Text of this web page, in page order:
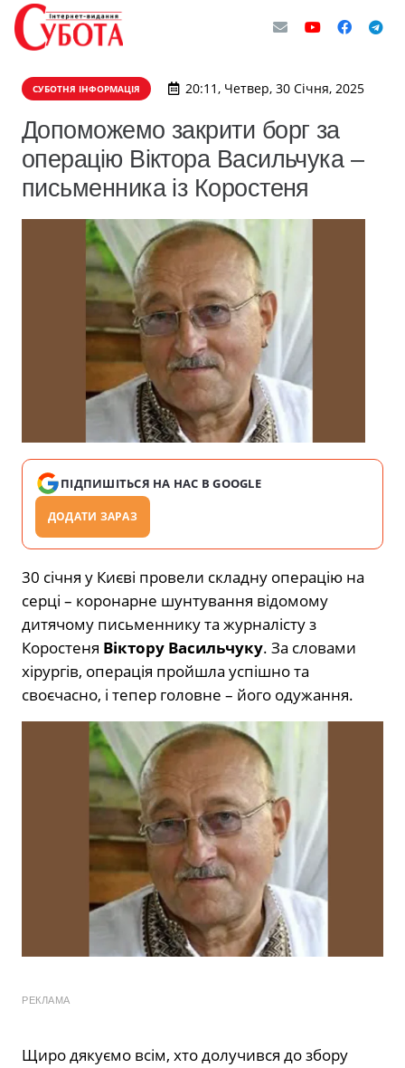
СУБОТНЯ ІНФОРМАЦІЯ 20:11, Четвер, 30 Січня, 2025
Допоможемо закрити борг за
операцію Віктора Васильчука –
письменника із Коростеня
ПІДПИШІТЬСЯ НА НАС В GOOGLE
ДОДАТИ ЗАРАЗ
30 січня у Києві провели складну операцію на
серці – коронарне шунтування відомому
дитячому письменнику та журналісту з
Коростеня Віктору Васильчуку. За словами
хірургів, операція пройшла успішно та
своєчасно, і тепер головне – його одужання.
РЕКЛАМА
Щиро дякуємо всім, хто долучився до збору